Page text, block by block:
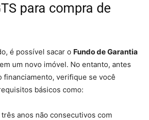
para compra de
é possível sacar o Fundo de Garantia
um novo imóvel. No entanto, antes
financiamento, verifique se você
básicos como:
anos não consecutivos com